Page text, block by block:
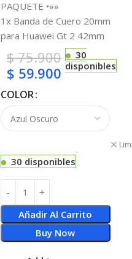
PAQUETE •»»
1x Banda de Cuero 20mm
para Huawei Gt 2 42mm
$75.900
$ 59.900
30
disponibles
COLOR
30 disponibles
Añadir Al Carrito
Buy Now